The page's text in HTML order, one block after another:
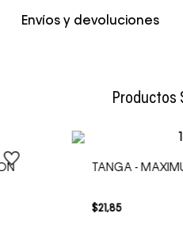
Envíos y devoluciones
Productos
TANGA -
$21,85